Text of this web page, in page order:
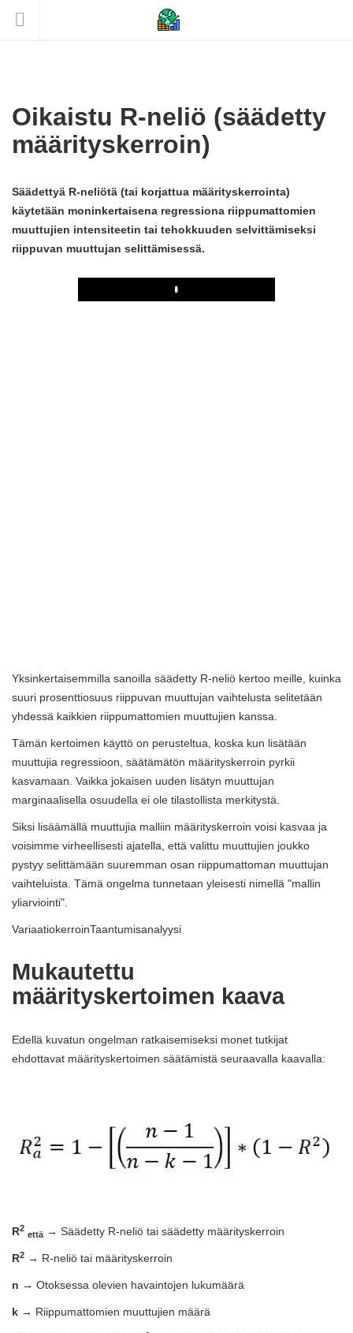
Oikaistu R-neliö (säädetty
määrityskerroin)
Säädettyä R-neliötä (tai korjattua määrityskerrointa)
käytetään moninkertaisena regressiona riippumattomien
muuttujien intensiteetin tai tehokkuuden selvittämiseksi
riippuvan muuttujan selittämisessä.
Play
Yksinkertaisemmilla sanoilla säädetty R-neliö kertoo meille, kuinka
suuri prosenttiosuus riippuvan muuttujan vaihtelusta selitetään
yhdessä kaikkien riippumattomien muuttujien kanssa.
Tämän kertoimen käyttö on perusteltua, koska kun lisätään
muuttujia regressioon, säätämätön määrityskerroin pyrkii
kasvamaan. Vaikka jokaisen uuden lisätyn muuttujan
marginaalisella osuudella ei ole tilastollista merkitystä.
Siksi lisäämällä muuttujia malliin määrityskerroin voisi kasvaa ja
voisimme virheellisesti ajatella, että valittu muuttujien joukko
pystyy selittämään suuremman osan riippumattoman muuttujan
vaihteluista. Tämä ongelma tunnetaan yleisesti nimellä "mallin
yliarviointi".
VariaatiokerroinTaantumisanalyysi
Mukautettu
määrityskertoimen kaava
Edellä kuvatun ongelman ratkaisemiseksi monet tutkijat
ehdottavat määrityskertoimen säätämistä seuraavalla kaavalla:
R2
että → Säädetty R-neliö tai säädetty määrityskerroin
R2 → R-neliö tai määrityskerroin
n → Otoksessa olevien havaintojen lukumäärä
k → Riippumattomien muuttujien määrä